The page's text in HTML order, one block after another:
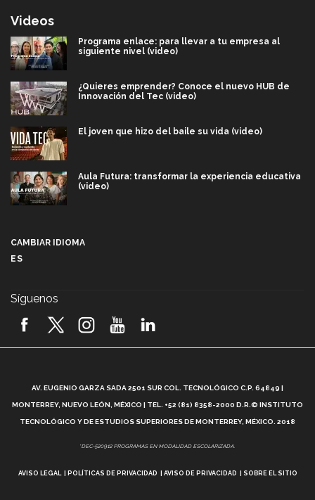
Videos
Programa enlace: para llevar a tu empresa al
siguiente nivel (video)
¿Quieres emprender? Conoce el nuevo HUB de
Innovación del Tec (video)
El joven que hizo del baile su vida (video)
Aula Futura: transformar la experiencia educativa
(video)
2026! (video)
¿Cómo es el Modelo Educativo Tec? (video)
Vida Tec: Feminismo e Inteligencia Artificial, Paola
CAMBIAR IDIOMA
ES
Síguenos
AV. EUGENIO GARZA SADA 2501 SUR COL. TECNOLÓGICO C.P. 64849 |
MONTERREY, NUEVO LEÓN, MÉXICO | TEL. +52 (81) 8358-2000 D.R.© INSTITUTO
TECNOLÓGICO Y DE ESTUDIOS SUPERIORES DE MONTERREY, MÉXICO. 2018
*DEC-520912 PROGRAMAS EN MODALIDAD ESCOLARIZADA.
AVISO LEGAL POLÍTICAS DE PRIVACIDAD AVISO DE PRIVACIDAD SOBRE EL SITIO